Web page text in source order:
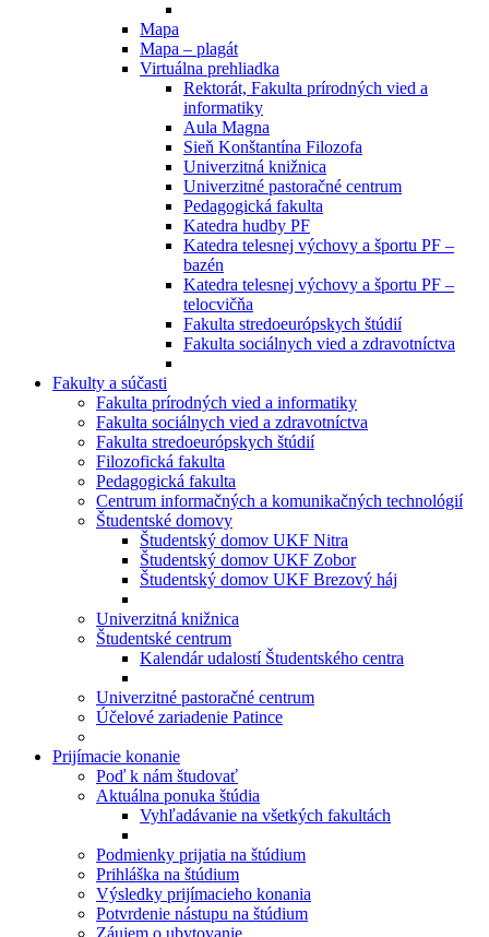
Mapa
Mapa – plagát
Virtuálna prehliadka
Rektorát, Fakulta prírodných vied a
informatiky
Aula Magna
Sieň Konštantína Filozofa
Univerzitná knižnica
Univerzitné pastoračné centrum
Pedagogická fakulta
Katedra hudby PF
Katedra telesnej výchovy a športu PF –
bazén
Katedra telesnej výchovy a športu PF –
telocvičňa
Fakulta stredoeurópskych štúdií
Fakulta sociálnych vied a zdravotníctva
Fakulty a súčasti
Fakulta prírodných vied a informatiky
Fakulta sociálnych vied a zdravotníctva
Fakulta stredoeurópskych štúdií
Filozofická fakulta
Pedagogická fakulta
Centrum informačných a komunikačných technológií
Študentské domovy
Študentský domov UKF Nitra
Študentský domov UKF Zobor
Študentský domov UKF Brezový háj
Univerzitná knižnica
Študentské centrum
Kalendár udalostí Študentského centra
Univerzitné pastoračné centrum
Účelové zariadenie Patince
Prijímacie konanie
Poď k nám študovať
Aktuálna ponuka štúdia
Vyhľadávanie na všetkých fakultách
Podmienky prijatia na štúdium
Prihláška na štúdium
Výsledky prijímacieho konania
Potvrdenie nástupu na štúdium
Záujem o ubytovanie